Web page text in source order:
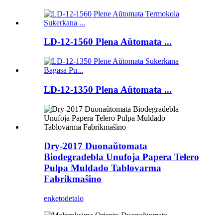
LD-12-1560 Plena Aŭtomata ...
LD-12-1350 Plena Aŭtomata ...
Dry-2017 Duonaŭtomata
Biodegradebla Unufoja Papera Telero
Pulpa Muldado Tablovarma
Fabrikmaŝino
enketodetalo